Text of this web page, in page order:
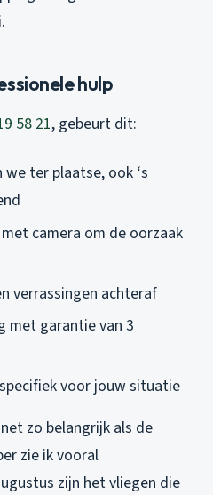
hulp
58 21, gebeurt dit:
ter plaatse, ook ‘s
camera om de oorzaak
verrassingen achteraf
met garantie van 3
voor jouw situatie
zo belangrijk als de
zie ik vooral
zijn het vliegen die